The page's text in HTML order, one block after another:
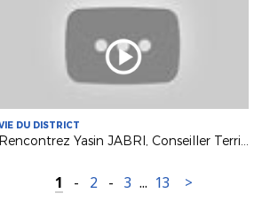
DU DISTRICT
Rencontrez Yasin JABRI, Conseiller Territorial en Arbitrage
1 - 2 - 3 ... 13 >